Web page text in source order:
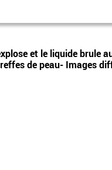
et le liquide brule
de peau- Images